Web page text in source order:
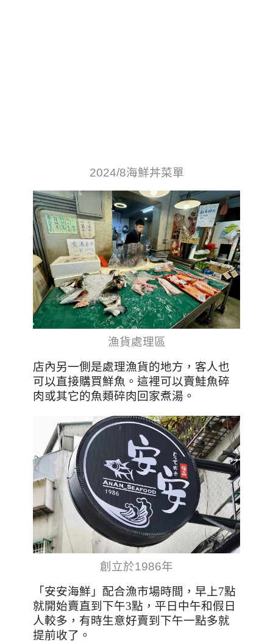
2024/8海鮮丼菜單
漁貨處理區
店內另一側是處理漁貨的地方，客人也
可以直接購買鮮魚。這裡可以賣鮭魚碎
肉或其它的魚類碎肉回家煮湯。
創立於1986年
「安安海鮮」配合漁市場時間，早上7點
就開始賣直到下午3點，平日中午和假日
人較多，有時生意好賣到下午一點多就
提前收了。